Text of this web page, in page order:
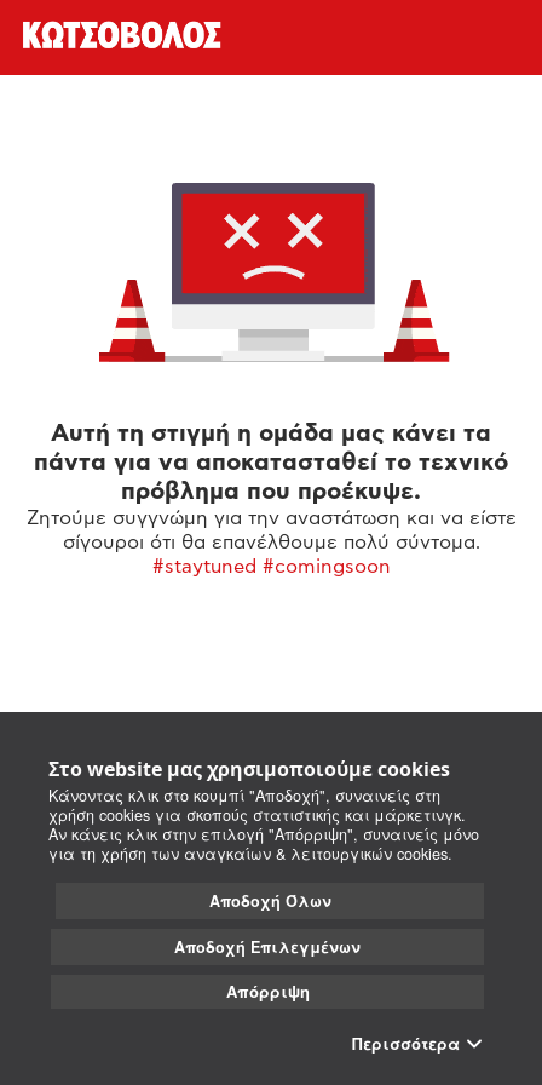
Στο website μας χρησιμοποιούμε cookies
Κάνοντας κλικ στο κουμπί "Αποδοχή", συναινείς στη
χρήση cookies για σκοπούς στατιστικής και μάρκετινγκ.
Αν κάνεις κλικ στην επιλογή "Απόρριψη", συναινείς μόνο
για τη χρήση των αναγκαίων & λειτουργικών cookies.
Αποδοχή Όλων
Αποδοχή Επιλεγμένων
Απόρριψη
Περισσότερα
Αυτή τη στιγμή η ομάδα μας κάνει τα
πάντα για να αποκατασταθεί το τεχνικό
πρόβλημα που προέκυψε.
Ζητούμε συγγνώμη για την αναστάτωση και να είστε
σίγουροι ότι θα επανέλθουμε πολύ σύντομα.
#staytuned #comingsoon